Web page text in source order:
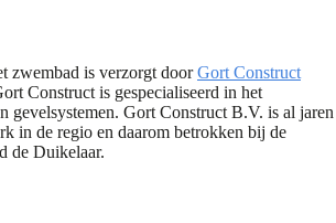
zwembad is verzorgt doorGort Construct
Construct is gespecialiseerd in het
gevelsystemen. Gort Construct B.V. is al jaren
in de regio en daarom betrokken bij de
de Duikelaar.